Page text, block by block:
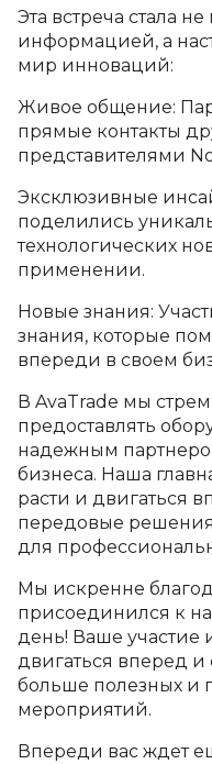
Эта встреча стала
информацией, а
мир инноваций:
Живое общение:
прямые контакты
представителями
Эксклюзивные
поделились
технологических
применении.
Новые знания:
знания, которые
впереди в своем
В AvaTrade мы
предоставлять
надежным
бизнеса. Наша
расти и двигаться
передовые
для
Мы искренне
присоединился к
день! Ваше участие
двигаться вперед
больше полезных и
мероприятий.
Впереди вас ждет